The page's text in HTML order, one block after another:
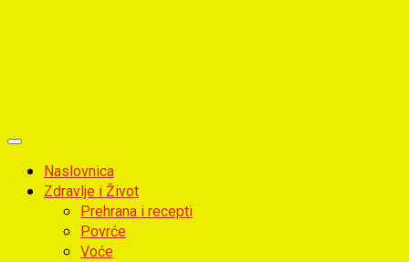
Primary
MenuNaslovnica
Zdravlje i Život
Prehrana i recepti
Povrće
Voće